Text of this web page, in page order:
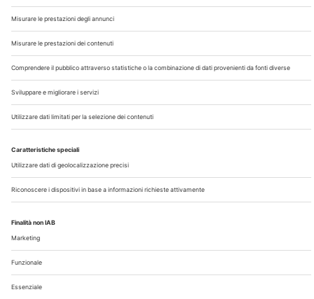
Chi Siamo
Contatti
Note Legali
Privacy
©2026 Edra S.p.a | www.edraspa.it | P.iva 08056040960
| Tel. 02/881841 | Sede legale: Viale Enrico Forlanini 21 -
20134 Milano (Italy)
5/05/2022